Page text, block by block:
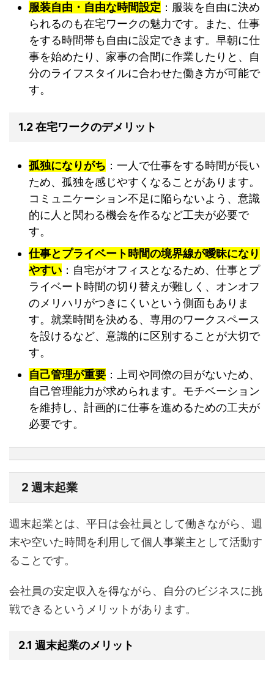
服装自由・自由な時間設定 ：服装を自由に決め
られるのも在宅ワークの魅力です。また、仕事
をする時間帯も自由に設定できます。早朝に仕
事を始めたり、家事の合間に作業したりと、自
分のライフスタイルに合わせた働き方が可能で
す。
1.2 在宅ワークのデメリット
孤独になりがち ：一人で仕事をする時間が長い
ため、孤独を感じやすくなることがあります。
コミュニケーション不足に陥らないよう、意識
的に人と関わる機会を作るなど工夫が必要で
す。
仕事とプライベート時間の境界線が曖昧になり
やすい ：自宅がオフィスとなるため、仕事とプ
ライベート時間の切り替えが難しく、オンオフ
のメリハリがつきにくいという側面もありま
す。就業時間を決める、専用のワークスペース
を設けるなど、意識的に区別することが大切で
す。
自己管理が重要 ：上司や同僚の目がないため、
自己管理能力が求められます。モチベーション
を維持し、計画的に仕事を進めるための工夫が
必要です。
2 週末起業
週末起業とは、平日は会社員として働きながら、週
末や空いた時間を利用して個人事業主として活動す
ることです。
会社員の安定収入を得ながら、自分のビジネスに挑
戦できるというメリットがあります。
2.1 週末起業のメリット